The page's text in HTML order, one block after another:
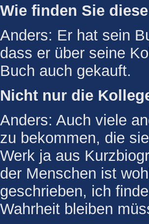
Wie finden Sie
Anders: Er hat sein
dass er über seine
Buch auch gekauft.
Nicht nur die
Anders: Auch viele
zu bekommen, die
Werk ja aus
der Menschen ist
geschrieben, ich
Wahrheit bleiben